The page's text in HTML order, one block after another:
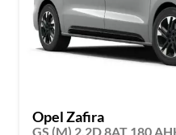
Opel Zafira